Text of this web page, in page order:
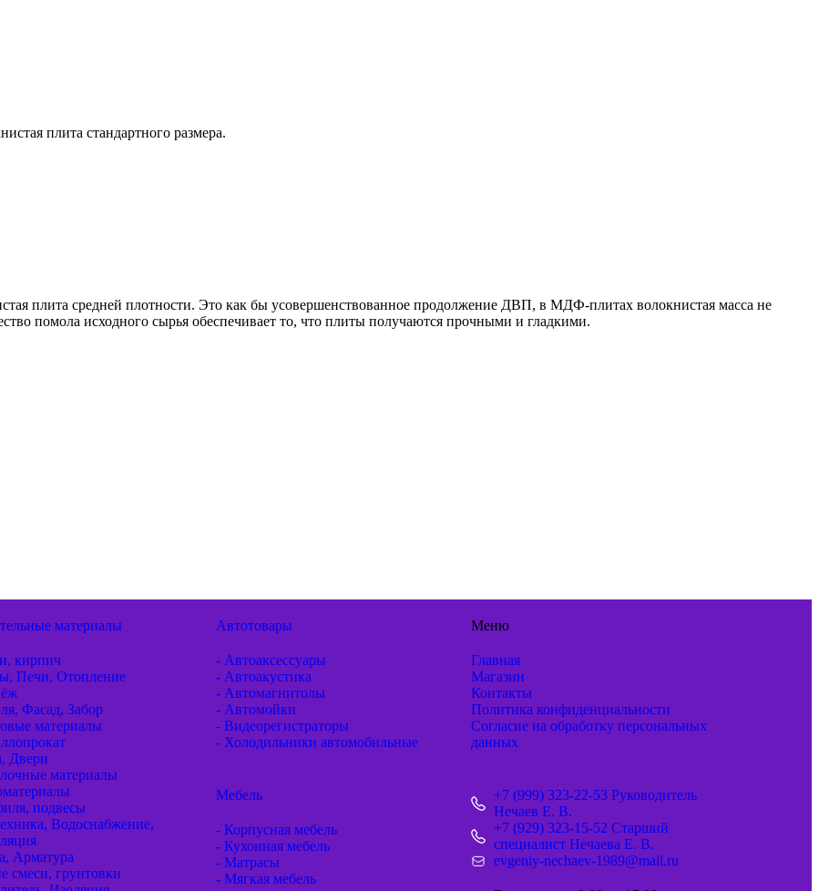
плита стандартного размера.
плита средней плотности. Это как бы усовершенствованное продолжение ДВП, в МДФ-плитах волокнистая масса не
помола исходного сырья обеспечивает то, что плиты получаются прочными и гладкими.
материалы
кирпич
Печи, Отопление
Фасад, Забор
материалы
Двери
материалы
подвесы
Водоснабжение,
Арматура
смеси, грунтовки
Автотовары
- Автоаксессуары
- Автоакустика
- Автомагнитолы
- Автомойки
- Видеорегистраторы
- Холодильники автомобильные
Мебель
- Корпусная мебель
- Кухонная мебель
- Матрасы
- Мягкая мебель
Меню
Главная
Магазин
Контакты
Политика конфиденциальности
Согласие на обработку персональных
данных
+7 (999) 323-22-53 Руководитель
Нечаев Е. В.
+7 (929) 323-15-52 Старший
специалист Нечаева Е. В.
evgeniy-nechaev-1989@mail.ru